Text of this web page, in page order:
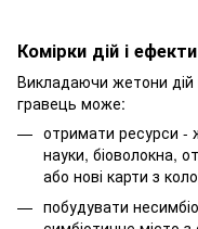
Комірки дій і
Викладаючи жетони дій
гравець може:
отримати ресурси -
науки, біоволокна,
або нові карти з
побудувати